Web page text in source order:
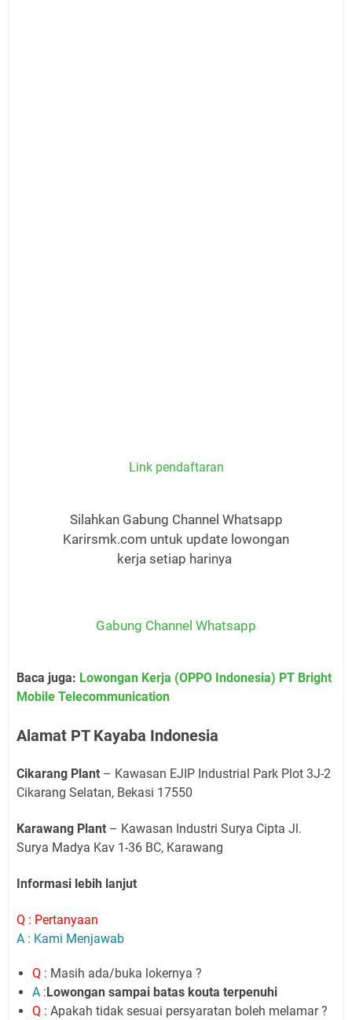
Link pendaftaran
Silahkan Gabung Channel Whatsapp
Karirsmk.com untuk update lowongan
kerja setiap harinya
Gabung Channel Whatsapp
Baca juga: Lowongan Kerja (OPPO Indonesia) PT Bright
Mobile Telecommunication
Alamat PT Kayaba Indonesia
Cikarang Plant – Kawasan EJIP Industrial Park Plot 3J-2
Cikarang Selatan, Bekasi 17550
Karawang Plant – Kawasan Industri Surya Cipta Jl.
Surya Madya Kav 1-36 BC, Karawang
Informasi lebih lanjut
Q : Pertanyaan
A : Kami Menjawab
Q : Masih ada/buka lokernya ?
A :Lowongan sampai batas kouta terpenuhi
Q : Apakah tidak sesuai persyaratan boleh melamar ?